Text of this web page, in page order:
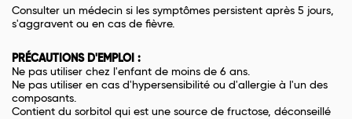
Consulter un médecin si les symptômes persistent après 5 jours,
s'aggravent ou en cas de fièvre.
PRÉCAUTIONS D'EMPLOI :
Ne pas utiliser chez l'enfant de moins de 6 ans.
Ne pas utiliser en cas d'hypersensibilité ou d'allergie à l'un des
composants.
Contient du sorbitol qui est une source de fructose, déconseillé